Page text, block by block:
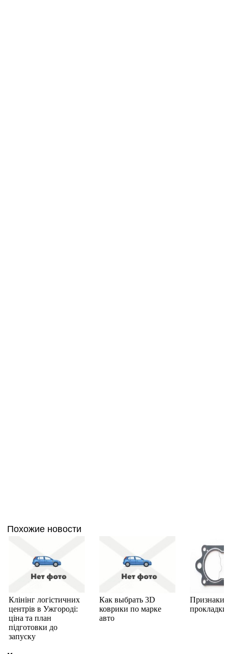
Похожие новости
Клінінг логістичних
центрів в Ужгороді:
ціна та план
підготовки до
запуску
Как выбрать 3D
коврики по марке
авто
Признаки